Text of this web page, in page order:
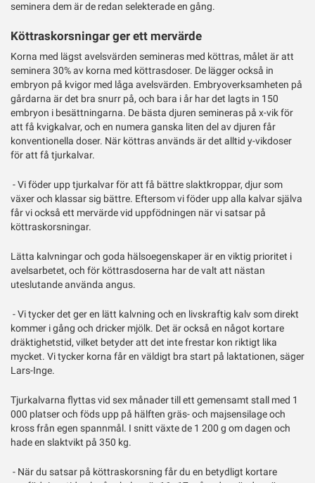
seminera dem är de redan selekterade en gång.
Köttraskorsningar ger ett mervärde
Korna med lägst avelsvärden semineras med köttras, målet är att
seminera 30% av korna med köttrasdoser. De lägger också in
embryon på kvigor med låga avelsvärden. Embryoverksamheten på
gårdarna är det bra snurr på, och bara i år har det lagts in 150
embryon i besättningarna. De bästa djuren semineras på x-vik för
att få kvigkalvar, och en numera ganska liten del av djuren får
konventionella doser. När köttras används är det alltid y-vikdoser
för att få tjurkalvar.
- Vi föder upp tjurkalvar för att få bättre slaktkroppar, djur som
växer och klassar sig bättre. Eftersom vi föder upp alla kalvar själva
får vi också ett mervärde vid uppfödningen när vi satsar på
köttraskorsningar.
Lätta kalvningar och goda hälsoegenskaper är en viktig prioritet i
avelsarbetet, och för köttrasdoserna har de valt att nästan
uteslutande använda angus.
- Vi tycker det ger en lätt kalvning och en livskraftig kalv som direkt
kommer i gång och dricker mjölk. Det är också en något kortare
dräktighetstid, vilket betyder att det inte frestar kon riktigt lika
mycket. Vi tycker korna får en väldigt bra start på laktationen, säger
Lars-Inge.
Tjurkalvarna flyttas vid sex månader till ett gemensamt stall med 1
000 platser och föds upp på hälften gräs- och majsensilage och
kross från egen spannmål. I snitt växte de 1 200 g om dagen och
hade en slaktvikt på 350 kg.
- När du satsar på köttraskorsning får du en betydligt kortare